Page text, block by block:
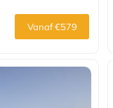
Vanaf €579